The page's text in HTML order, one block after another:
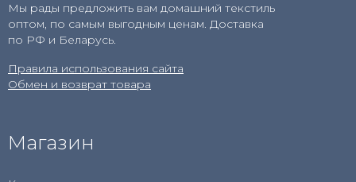
Мы рады предложить вам домашний текстиль
оптом, по самым выгодным ценам. Доставка
по РФ и Беларусь.
Правила использования сайта
Обмен и возврат товара
Магазин